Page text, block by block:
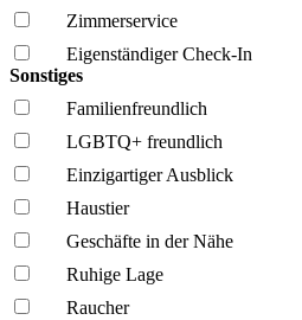
Zimmerservice
Eigenständiger Check-In
Sonstiges
Familien­freundlich
LGBTQ+ freundlich
Einzigartiger Ausblick
Haustier
Geschäfte in der Nähe
Ruhige Lage
Raucher